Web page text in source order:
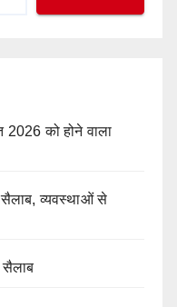
2026 को होने वाला
व्यवस्थाओं से
सैलाब